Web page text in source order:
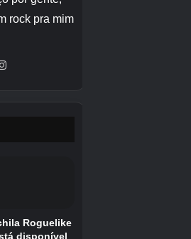
ser reiniciado e
vertical.
encantamento, os
O nível I usa 1 fome, o